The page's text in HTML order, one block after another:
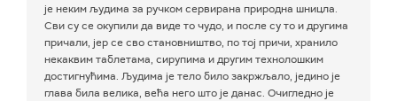
је неким људима за ручком сервирана природна шницла.
Сви су се окупили да виде то чудо, и после су то и другима
причали, јер се сво становништво, по тој причи, хранило
некаквим таблетама, сирупима и другим технолошким
достигнућима. Људима је тело било закржљало, једино је
глава била велика, већа него што је данас. Очигледно је